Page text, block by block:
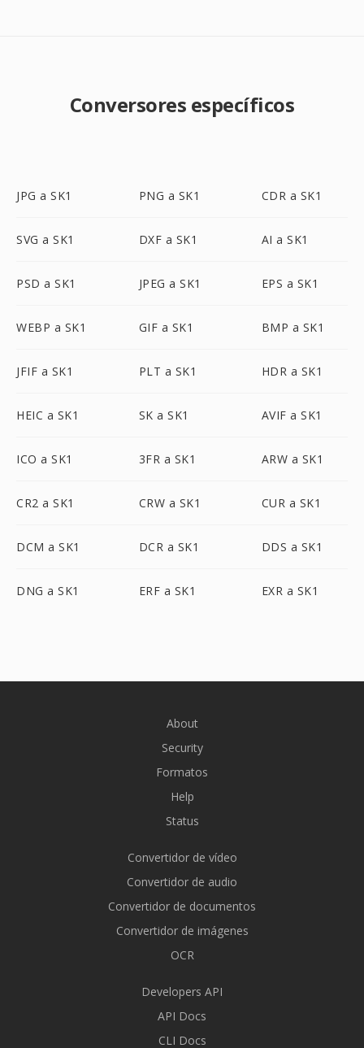
Conversores específicos
JPG a SK1 PNG a SK1 CDR a SK1
SVG a SK1 DXF a SK1 AI a SK1
PSD a SK1 JPEG a SK1 EPS a SK1
WEBP a SK1 GIF a SK1 BMP a SK1
JFIF a SK1 PLT a SK1 HDR a SK1
HEIC a SK1 SK a SK1 AVIF a SK1
ICO a SK1 3FR a SK1 ARW a SK1
CR2 a SK1 CRW a SK1 CUR a SK1
DCM a SK1 DCR a SK1 DDS a SK1
DNG a SK1 ERF a SK1 EXR a SK1
About
Security
Formatos
Help
Status
Convertidor de vídeo
Convertidor de audio
Convertidor de documentos
Convertidor de imágenes
OCR
Developers API
API Docs
CLI Docs